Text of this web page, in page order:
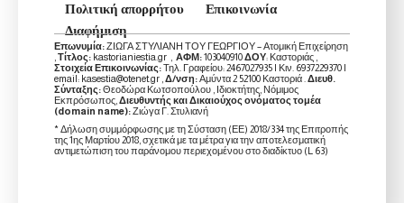
Πολιτική απορρήτου
Επικοινωνία
Διαφήμιση
Επωνυμία:ΖΙΩΓΑ ΣΤΥΛΙΑΝΗ ΤΟΥ ΓΕΩΡΓΙΟΥ – Ατομική Επιχείρηση
Τίτλος: kastorianiestia.gr , ΑΦΜ:103040910ΔΟΥ: Καστοριάς ,
Στοιχεία Επικοινωνίας:Τηλ. Γραφείου: 2467027935 | Κιν. 6937229370 |
email: kasestia@otenet.gr , Δ/νση:Αμύντα 2 52100 Καστοριά . Διευθ.
Σύνταξης:Θεοδώρα Κωτσοπούλου , Ιδιοκτήτης, Νόμιμος
Εκπρόσωπος, Διευθυντής και Δικαιούχος ονόματος τομέα
(domain name):Ζιώγα Γ. Στυλιανή
* Δήλωση συμμόρφωσης με τη Σύσταση (ΕΕ) 2018/334 της Επιτροπής
της 1ης Μαρτίου 2018, σχετικά με τα μέτρα για την αποτελεσματική
αντιμετώπιση του παράνομου περιεχομένου στο διαδίκτυο (L 63)